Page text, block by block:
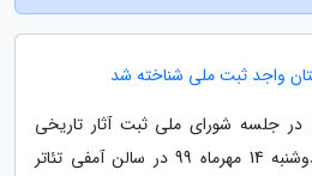
در جلسه شورای ملی ثبت آثار تاریخی
فرهنگی غیر منقول که روز دوشنبه 14 مهرماه 99 در سالن آمفی تئاتر